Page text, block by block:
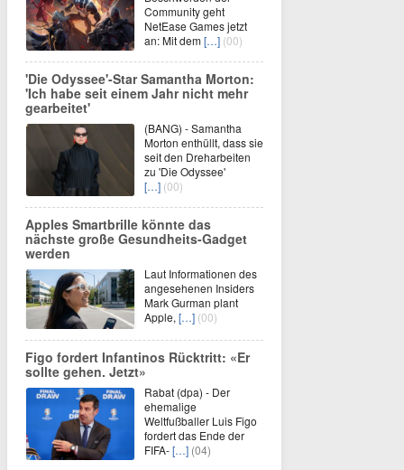
Community geht
NetEase Games jetzt
an: Mit dem[…] (00)
'Die Odyssee'-Star Samantha Morton:
'Ich habe seit einem Jahr nicht mehr
gearbeitet'
(BANG) - Samantha
Morton enthüllt, dass sie
seit den Dreharbeiten
zu 'Die Odyssee'
[…] (00)
Apples Smartbrille könnte das
nächste große Gesundheits-Gadget
werden
Laut Informationen des
angesehenen Insiders
Mark Gurman plant
Apple, […] (00)
Figo fordert Infantinos Rücktritt: «Er
sollte gehen. Jetzt»
Rabat (dpa) - Der
ehemalige
Weltfußballer Luis Figo
fordert das Ende der
FIFA-[…] (04)